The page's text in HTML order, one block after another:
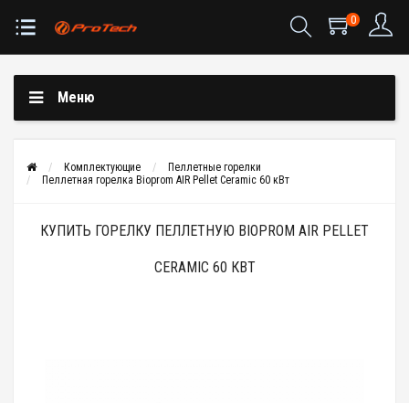
0
Меню
Комплектующие
Пеллетные горелки
Пеллетная горелка Bioprom AIR Pellet Ceramic 60 кВт
КУПИТЬ ГОРЕЛКУ ПЕЛЛЕТНУЮ BIOPROM AIR PELLET
CERAMIC 60 КВТ